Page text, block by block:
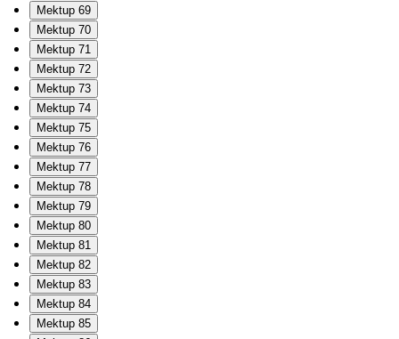
Mektup 69
Mektup 70
Mektup 71
Mektup 72
Mektup 73
Mektup 74
Mektup 75
Mektup 76
Mektup 77
Mektup 78
Mektup 79
Mektup 80
Mektup 81
Mektup 82
Mektup 83
Mektup 84
Mektup 85